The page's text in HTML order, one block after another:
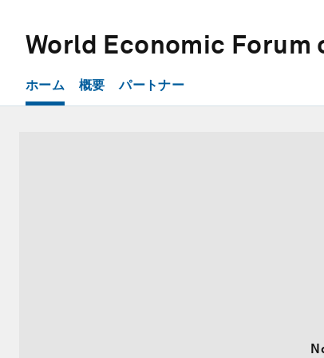
World Economic Forum
ホーム 概要 パートナー